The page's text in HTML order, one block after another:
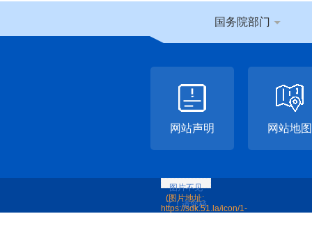
国务院部门
网站声明 网站地图